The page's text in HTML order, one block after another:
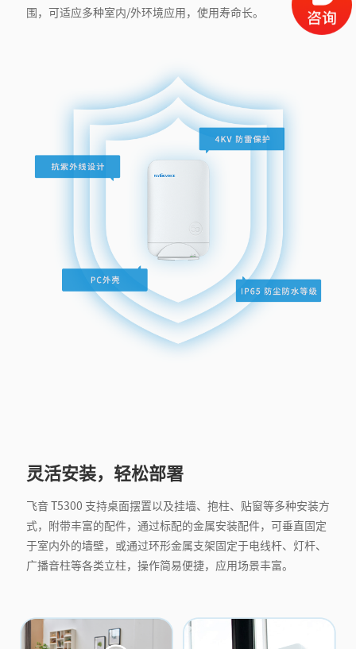
围，可适应多种室内/外环境应用，使用寿命长。
灵活安装，轻松部署
飞音 T5300 支持桌面摆置以及挂墙、抱柱、贴窗等多种安装方
式，附带丰富的配件，通过标配的金属安装配件，可垂直固定
于室内外的墙壁，或通过环形金属支架固定于电线杆、灯杆、
广播音柱等各类立柱，操作简易便捷，应用场景丰富。